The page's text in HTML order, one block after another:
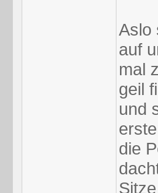
Aslo
auf
mal
geil
und
die